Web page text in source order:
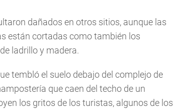
dañados en otros sitios, aunque las
están cortadas como también los
ladrillo y madera.
tembló el suelo debajo del complejo de
que caen del techo de un
los gritos de los turistas, algunos de los